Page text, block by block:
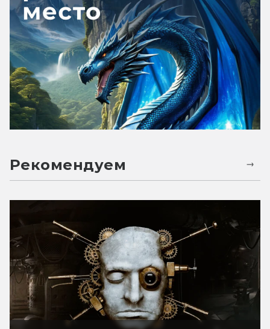
Рекомендуем